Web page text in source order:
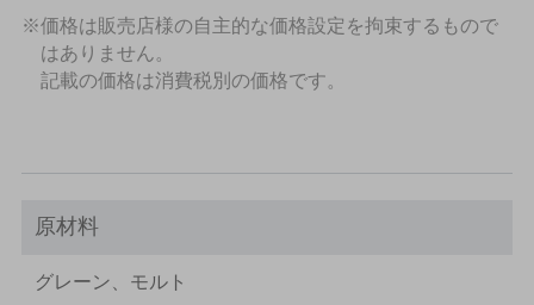
※価格は販売店様の自主的な価格設定を拘束するもので
はありません。
記載の価格は消費税別の価格です。
原材料
グレーン、モルト